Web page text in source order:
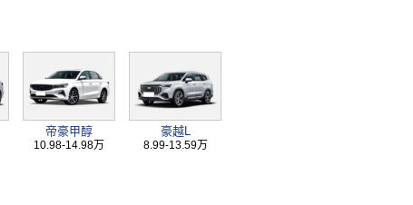
帝豪甲醇
10.98-14.98万
豪越L
8.99-13.59万